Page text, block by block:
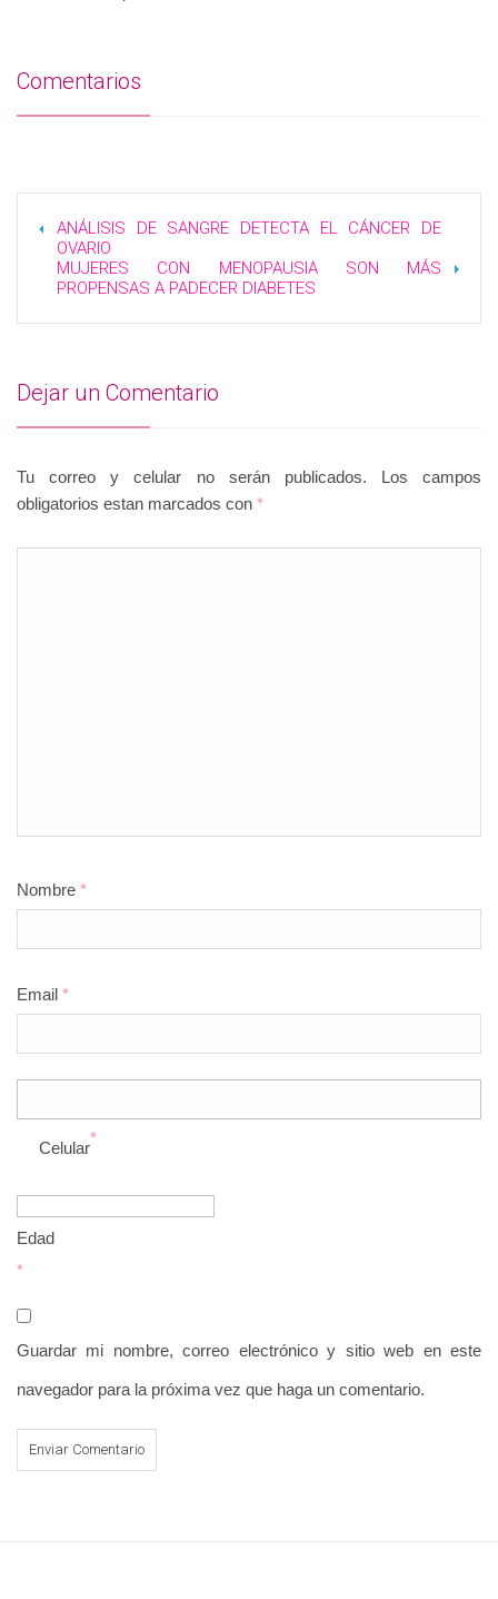
Comentarios
ANÁLISIS DE SANGRE DETECTA EL CÁNCER DE
OVARIO
MUJERES CON MENOPAUSIA SON MÁS
PROPENSAS A PADECER DIABETES
Dejar un Comentario
Tu correo y celular no serán publicados. Los campos
obligatorios estan marcados con *
Nombre *
Email *
Celular
*
Edad
*
Guardar mi nombre, correo electrónico y sitio web en este
navegador para la próxima vez que haga un comentario.